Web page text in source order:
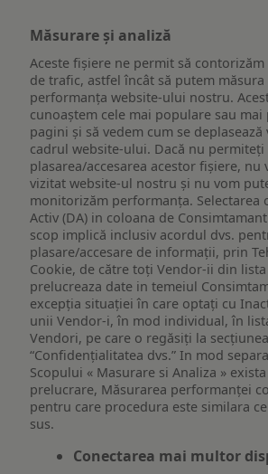
Măsurare și analiză
Aceste fișiere ne permit să
de trafic, astfel încât să putem
performanța website-ului nostru.
cunoaștem cele mai populare sau
pagini și să vedem cum se
cadrul website-ului. Dacă nu permiteți
plasarea/accesarea acestor fișiere, nu
vizitat website-ul nostru și nu vom
monitorizăm performanța. Selectarea
Activ (DA) in coloana de
scop implică inclusiv acordul dvs.
plasare/accesare de informații, prin
Cookie, de către toți Vendor-ii din
prelucreaza date in temeiul
excepția situației în care optați cu
unii Vendor-i, în mod individual, în
Vendori, pe care o regăsiți la secțiunea
“Confidențialitatea dvs.” In mod
Scopului « Masurare si Analiza »
prelucrare, Măsurarea performanței
pentru care procedura este similara
sus.
Conectarea mai multor